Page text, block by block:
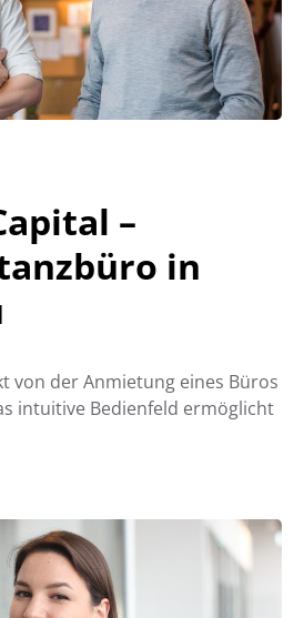
–
in
von der Anmietung eines Büros
intuitive Bedienfeld ermöglicht